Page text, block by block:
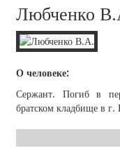
Любченко
О человеке:
Сержант. Погиб в
братском кладбище в г.